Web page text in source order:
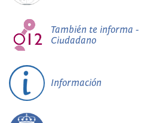
También te informa -
Ciudadano
Información